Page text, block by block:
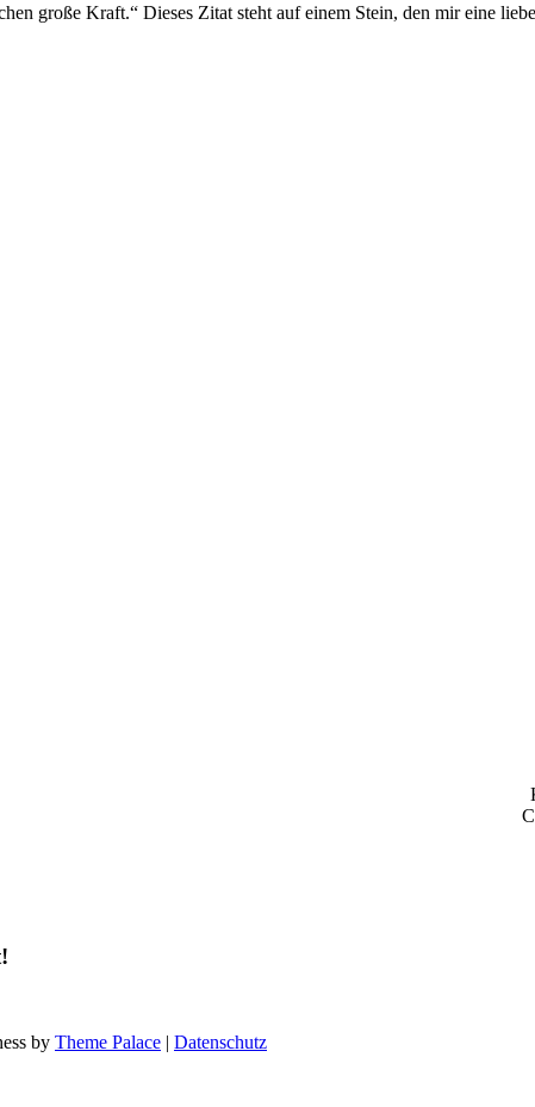
große Kraft.“ Dieses Zitat steht auf einem Stein, den mir eine
by Theme Palace | Datenschutz